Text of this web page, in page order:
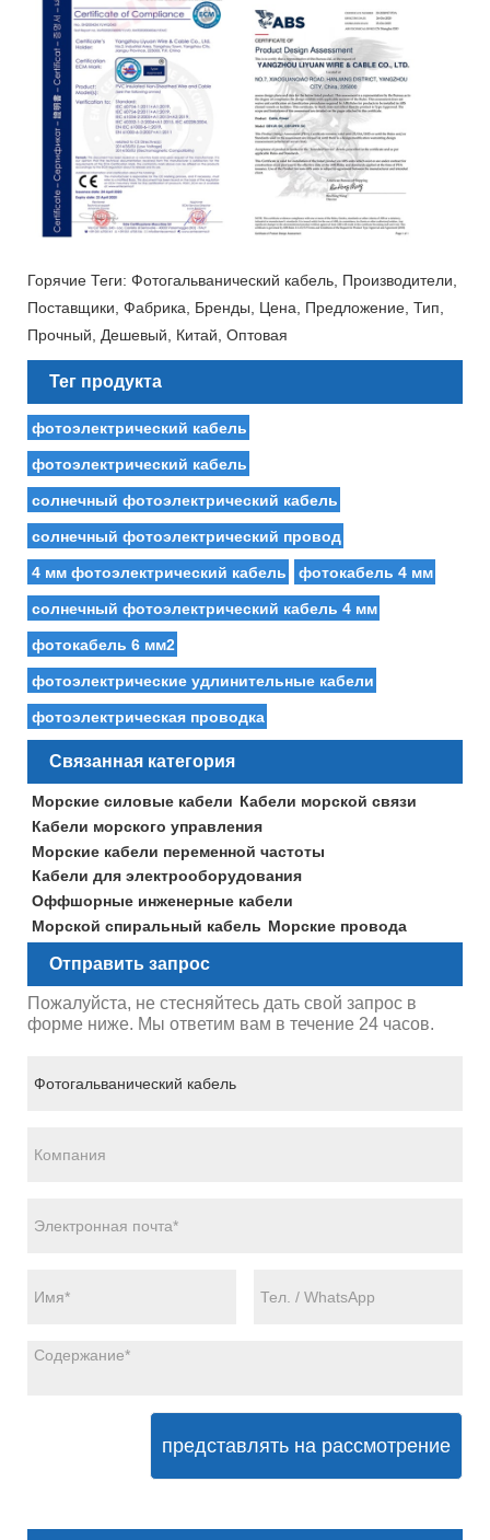
Горячие Теги: Фотогальванический кабель, Производители,
Поставщики, Фабрика, Бренды, Цена, Предложение, Тип,
Прочный, Дешевый, Китай, Оптовая
Тег продукта
фотоэлектрический кабель
фотоэлектрический кабель
солнечный фотоэлектрический кабель
солнечный фотоэлектрический провод
4 мм фотоэлектрический кабель фотокабель 4 мм
солнечный фотоэлектрический кабель 4 мм
фотокабель 6 мм2
фотоэлектрические удлинительные кабели
фотоэлектрическая проводка
Связанная категория
Морские силовые кабели Кабели морской связи
Кабели морского управления
Морские кабели переменной частоты
Кабели для электрооборудования
Оффшорные инженерные кабели
Морской спиральный кабель Морские провода
Отправить запрос
Пожалуйста, не стесняйтесь дать свой запрос в
форме ниже. Мы ответим вам в течение 24 часов.
представлять на рассмотрение